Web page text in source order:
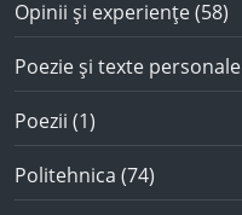
Opinii și experiențe(58)
Poezie și texte personale
Poezii (1)
Politehnica (74)